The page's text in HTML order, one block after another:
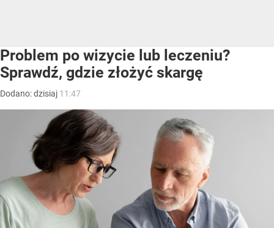
Problem po wizycie lub leczeniu?
Sprawdź, gdzie złożyć skargę
Dodano:dzisiaj 11:47